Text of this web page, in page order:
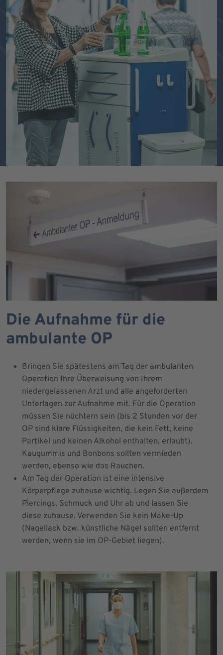
Die Aufnahme für die
ambulante OP
Bringen Sie spätestens am Tag der ambulanten
Operation Ihre Überweisung von Ihrem
niedergelassenen Arzt und alle angeforderten
Unterlagen zur Aufnahme mit. Für die Operation
müssen Sie nüchtern sein (bis 2 Stunden vor der
OP sind klare Flüssigkeiten, die kein Fett, keine
Partikel und keinen Alkohol enthalten, erlaubt).
Kaugummis und Bonbons sollten vermieden
werden, ebenso wie das Rauchen.
Am Tag der Operation ist eine intensive
Körperpflege zuhause wichtig. Legen Sie außerdem
Piercings, Schmuck und Uhr ab und lassen Sie
diese zuhause. Verwenden Sie kein Make-Up
(Nagellack bzw. künstliche Nägel sollten entfernt
werden, wenn sie im OP-Gebiet liegen).